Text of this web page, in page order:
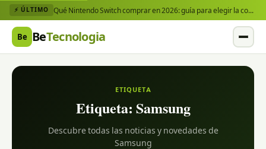
⚡ ÚLTIMO Qué Nintendo Switch comprar en 2026: guía para elegir la consola y los juegos que necesitas
Be BeTecnologia
ETIQUETA
Etiqueta: Samsung
Descubre todas las noticias y novedades de
Samsung